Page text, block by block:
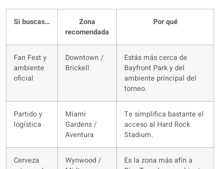
Si buscas…
Zona
recomendada
Por qué
Fan Fest y
ambiente
oficial
Downtown /
Brickell
Estás más cerca de
Bayfront Park y del
ambiente principal del
torneo.
Partido y
logística
Miami
Gardens /
Aventura
Te simplifica bastante el
acceso al Hard Rock
Stadium.
Cerveza
Wynwood /
Es la zona más afín a